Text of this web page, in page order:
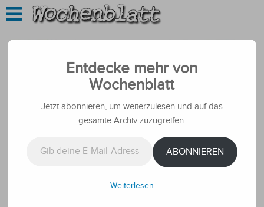
Entdecke mehr von
Wochenblatt
Jetzt abonnieren, um weiterzulesen und auf das
gesamte Archiv zuzugreifen.
ABONNIEREN
Weiterlesen